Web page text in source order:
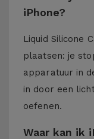
iPhone?
Liquid Silicone
plaatsen: je
apparatuur in
in door een
oefenen.
Waar kan ik